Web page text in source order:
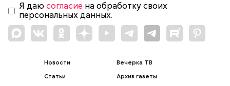
Я даю согласие на обработку своих
персональных данных.
Новости
Статьи
Вечерка ТВ
Архив газеты